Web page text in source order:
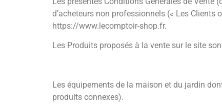
d’acheteurs non professionnels (« Les Clients
https://www.lecomptoir-shop.fr.
Les Produits proposés à la vente sur le site
Les équipements de la maison et du jardin
produits connexes).